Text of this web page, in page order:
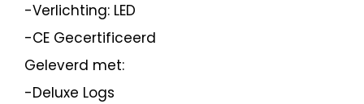
-Verlichting: LED
-CE Gecertificeerd
Geleverd met:
-Deluxe Logs